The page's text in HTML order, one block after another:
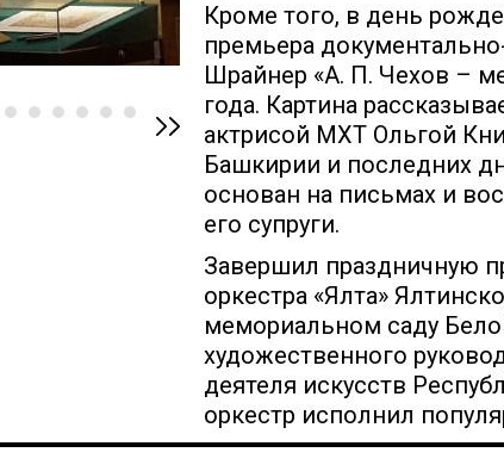
Кроме того, в день
премьера
Шрайнер «А. П. Чехов –
года. Картина
актрисой МХТ Ольгой
Башкирии и последних
основан на письмах и
его супруги.
Завершил праздничную
оркестра «Ялта»
мемориальном саду
художественного
деятеля искусств
оркестр исполнил